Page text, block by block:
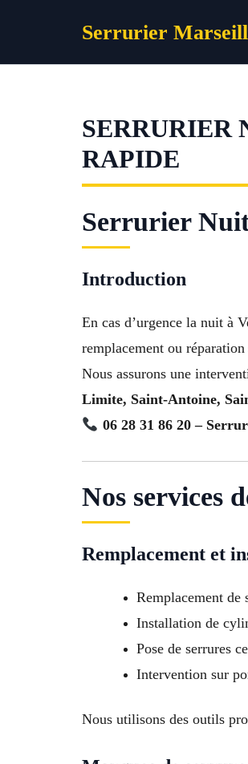
Serrurier
SERRURIER
RAPIDE
Serrurier
Introduction
En cas d’urgence la nuit à
remplacement ou réparation
Nous assurons une
Limite, Saint-Antoine,
06 28 31 86 20 –
Nos services
Remplacement et
Remplacement de
Installation de
Pose de serrures
Intervention sur
Nous utilisons des outils